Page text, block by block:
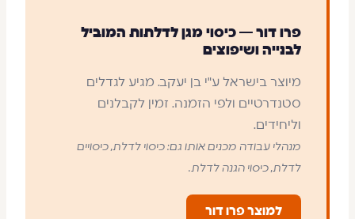
פרו דור — כיסוי מגן לדלתות המוביל
לבנייה ושיפוצים
מיוצר בישראל ע"י בן יעקב. מגיע לגדלים
סטנדרטיים ולפי הזמנה. זמין לקבלנים
וליחידים.
מנהלי עבודה מכנים אותו גם: כיסוי לדלת, כיסויים
לדלת, כיסוי הגנה לדלת.
למוצר פרו דור